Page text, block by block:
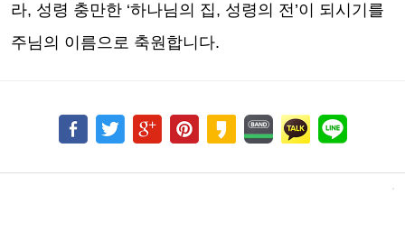
라, 성령 충만한 ‘하나님의 집 , 성령의 전’이 되시기를
주님의 이름으로 축원합니다.